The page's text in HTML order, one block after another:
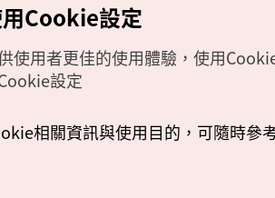
韓國觀光公社版權所有
建議，歡迎來信至官方信箱
Cookie設定
使用者更佳的使用體驗，使用
設定
相關資訊與使用目的，可隨時參